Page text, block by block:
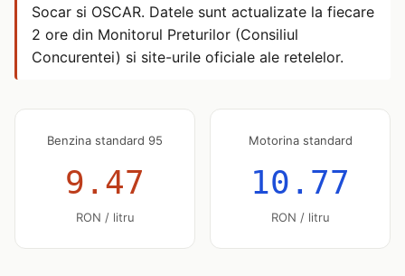
Socar si OSCAR. Datele sunt actualizate la fiecare
2 ore din Monitorul Preturilor (Consiliul
Concurentei) si site-urile oficiale ale retelelor.
Benzina standard 95
9.47
RON / litru
Motorina standard
10.77
RON / litru